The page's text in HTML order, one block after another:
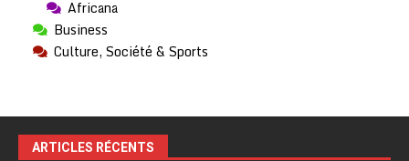
Africana
Business
Culture, Société & Sports
ARTICLES RÉCENTS